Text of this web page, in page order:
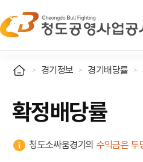
경기정보 경기배당률
확정배당률
청도소싸움경기의 수익금은 투